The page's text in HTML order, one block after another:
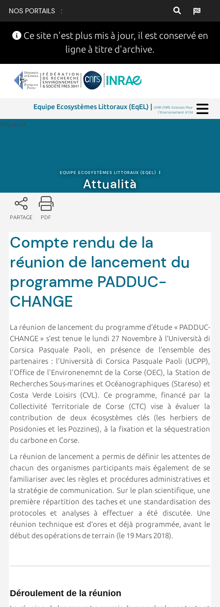
NOS PORTAILS :
Ce site n'est plus mis à jour, il est conservé en
ligne à titre d'archive.
Equipe Ecosystèmes Littoraux (EqEL) |UMR CNRS Sciences Pour
l'Environnement 6134
Attualità
EQUIPE ECOSYSTÈMES LITTORAUX (EQEL) |
Attualità
PARTAGE PDF
Compte rendu de la
réunion de lancement du
programme PADDUC-
CHANGE
La réunion de lancement du programme d’étude « PADDUC-
CHANGE » s’est tenue le lundi 27 Novembre à l’Università di
Corsica Pasquale Paoli, en présence de l’ensemble des
partenaires : l'Università di Corsica Pasquale Paoli (UCPP),
l'Office de l'Environenemnt de la Corse (OEC), la Station de
Recherches Sous-marines et Océanographiques (Stareso) et
Costa Verde Loisirs (CVL). Ce programme, financé par la
Collectivité Territoriale de Corse (CTC) vise à évaluer la
contribution de deux écosystèmes clés (les herbiers de
Posidonies et les Pozzines), à la fixation et la séquestration
du carbone en Corse.
La réunion de lancement a permis de définir les attentes de
chacun des organismes participants mais également de se
familiariser avec les règles et procédures administratives et
la stratégie de communication. Sur le plan scientifique, une
première répartition des taches et une standardisation des
protocoles et analyses à effectuer a été discutée. Une
réunion technique est d’ores et déjà programmée, avant le
début des opérations de terrain (le 19 Mars 2018).
Déroulement de la réunion